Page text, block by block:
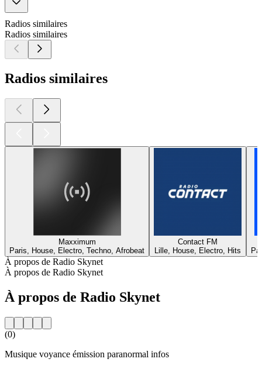
Radios similaires
Radios similaires
Radios similaires
Maxximum
Paris, House, Electro, Techno, Afrobeat
Contact FM
Lille, House, Electro, Hits
À propos de Radio Skynet
À propos de Radio Skynet
À propos de Radio Skynet
(0)
Musique voyance émission paranormal infos